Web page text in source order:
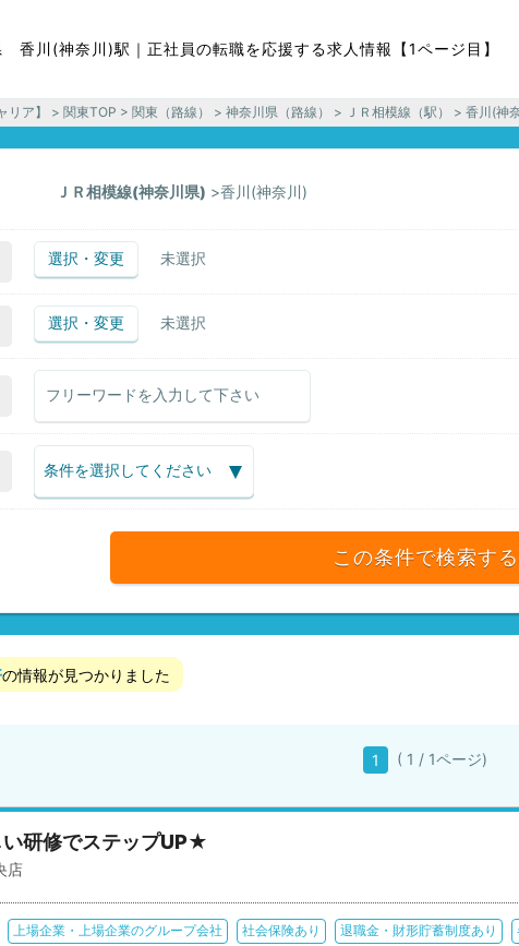
香川(神奈川)駅｜正社員の転職を応援する求人情報【1ページ目】
ア】 > 関東TOP > 関東（路線） > 神奈川県（路線） > ＪＲ相模線（駅） > 香川(神
ＪＲ相模線(神奈川県) 香川(神奈川)
選択・変更 未選択
選択・変更 未選択
この条件で検索する
の情報が見つかりました
1 ( 1 / 1ページ)
研修でステップUP★
店
上場企業・上場企業のグループ会社 社会保険あり 退職金・財形貯蓄制度あり